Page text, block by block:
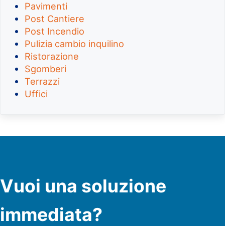
Pavimenti
Post Cantiere
Post Incendio
Pulizia cambio inquilino
Ristorazione
Sgomberi
Terrazzi
Uffici
Vuoi una soluzione
immediata?